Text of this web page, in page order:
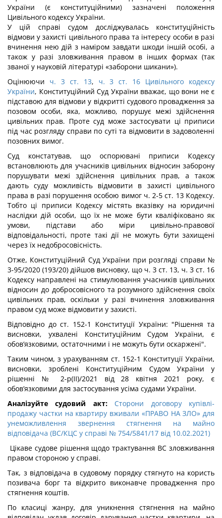
України (є конституційними) зазначені положення
Цивільного кодексу України.
У цій справі судом досліджувалась конституційність
відмови у захисті цивільного права та інтересу особи в разі
вчинення нею дій з наміром завдати шкоди іншій особі, а
також у разі зловживання правом в інших формах (так
званої у науковій літературі «заборони шикани»).
Оцінюючи ч. 3 ст. 13, ч. 3 ст. 16 Цивільного кодексу
України, Конституційний Суд України вважає, що вони не є
підставою для відмови у відкритті судового провадження за
позовом особи, яка, можливо, порушує межі здійснення
цивільних прав. Проте суд може застосувати ці приписи
під час розгляду справи по суті та відмовити в задоволенні
позовних вимог.
Суд констатував, що оспорювані приписи Кодексу
встановлюють для учасників цивільних відносин заборону
порушувати межі здійснення цивільних прав, а також
дають суду можливість відмовити в захисті цивільного
права в разі порушення особою вимог ч. 2-5 ст. 13 Кодексу.
Тобто ці приписи Кодексу містять вказівку на юридичні
наслідки дій особи, що їх не може бути кваліфіковано як
умови, підстави або міри цивільно-правової
відповідальності, проте такі дії не можуть бути захищені
через їх недобросовісність.
Отже, Конституційний Суд України при розгляді справи №
3-95/2020 (193/20) дійшов висновку, що ч. 3 ст. 13, ч. 3 ст. 16
Кодексу направлені на стимулювання учасників цивільних
відносин до добросовісного та розумного здійснення своїх
цивільних прав, оскільки у разі вчинення зловживання
правом суд може відмовити у захисті.
Відповідно до ст. 152-1 Конституції України: "Рішення та
висновки, ухвалені Конституційним Судом України, є
обов’язковими, остаточними і не можуть бути оскаржені".
Таким чином, з урахуванням ст. 152-1 Конституції України,
висновки, зроблені Конституційним Судом України у
рішенні № 2-р(II)/2021 від 28 квітня 2021 року, є
обов’язковими для застосування усіма судами України.
Аналізуйте судовий акт: Сторони договору купівлі-
продажу частки на квартиру вживали «ПРАВО НА ЗЛО» для
унеможливлення звернення стягнення на майно
відповідача (ВС/КЦС у справі № 754/5841/17 від 10.02.2021)
Цікаве судове рішення щодо трактування ВС зловживання
правом стороною у справі.
Так, з відповідача в судовому порядку стягнуто на користь
позивача борг та відкрито виконавче провадження про
стягнення коштів.
По класиці жанру, для уникнення стягнення на майно